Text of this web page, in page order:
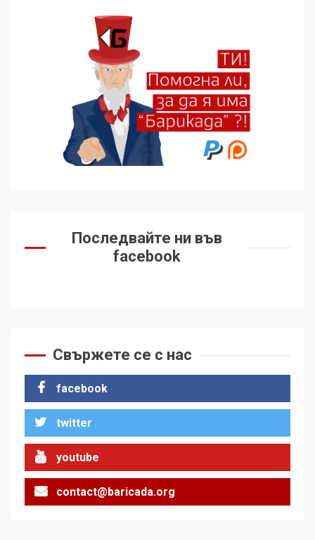
Последвайте ни във
facebook
Свържете се с нас
facebook
twitter
youtube
contact@baricada.org